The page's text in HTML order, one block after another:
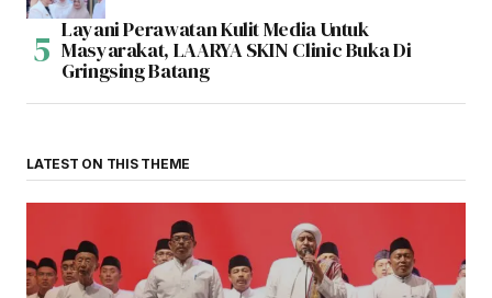
Layani Perawatan Kulit Media Untuk
Masyarakat, LAARYA SKIN Clinic Buka Di
Gringsing Batang
LATEST ON THIS THEME